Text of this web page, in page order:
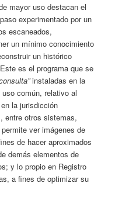
mayor uso destacan el
experimentado por un
escaneados,
un mínimo conocimiento
un histórico
es el programa que se
instaladas en la
común, relativo al
la jurisdicción
entre otros sistemas,
ver imágenes de
de hacer aproximados
demás elementos de
y lo propio en Registro
a fines de optimizar su